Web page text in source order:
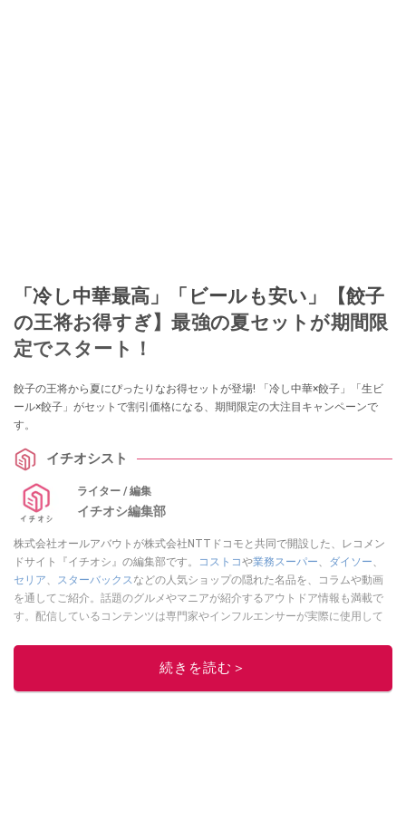
「冷し中華最高」「ビールも安い」【餃子
の王将お得すぎ】最強の夏セットが期間限
定でスタート！
餃子の王将から夏にぴったりなお得セットが登場! 「冷し中華×餃子」「生ビ
ール×餃子」がセットで割引価格になる、期間限定の大注目キャンペーンで
す。
イチオシスト
ライター / 編集
イチオシ編集部
株式会社オールアバウトが株式会社NTTドコモと共同で開設した、レコメン
ドサイト『イチオシ』の編集部です。
コストコや業務スーパー ダイソー
セリア
スターバックス などの人気ショップの隠れた名品を、コラムや動画
を通してご紹介。話題のグルメやマニアが紹介するアウトドア情報も満載で
す。配信しているコンテンツは専門家やインフルエンサーが実際に使用して
ニュースでフォロー
続きを読む＞